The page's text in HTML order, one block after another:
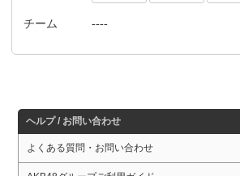
チーム ----
ヘルプ / お問い合わせ
よくある質問・お問い合わせ